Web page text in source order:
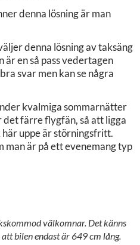
denna lösning är man
denna lösning av taksäng
är en så pass vedertagen
svar men kan se några
kvalmiga sommarnätter
det färre flygfän, så att ligga
här uppe är störningsfritt.
man är på ett evenemang typ
välkomnar. Det känns
bilen endast är 649 cm lång.